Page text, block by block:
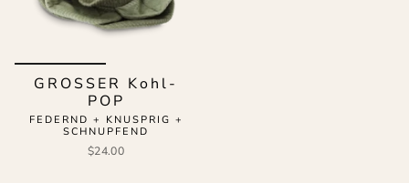
GROSSER Kohl-
POP
FEDERND + KNUSPRIG +
SCHNUPFEND
$24.00